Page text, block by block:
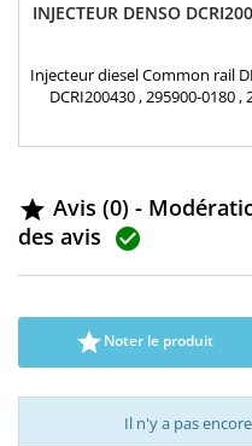
INJECTEUR DENSO
Injecteur diesel Common rail
DCRI200430 , 295900-0180 ,
 Avis (0) -
des avis 
Noter le produit
Il n'y a pas